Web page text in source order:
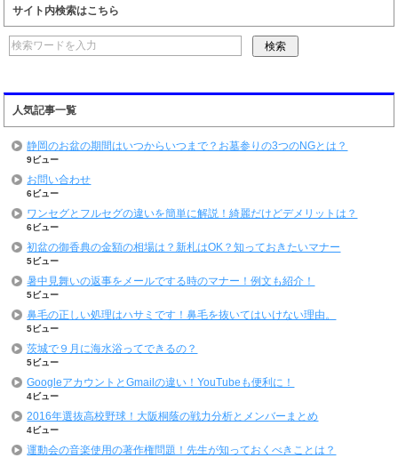
サイト内検索はこちら
人気記事一覧
静岡のお盆の期間はいつからいつまで？お墓参りの3つのNGとは？
9ビュー
お問い合わせ
6ビュー
ワンセグとフルセグの違いを簡単に解説！綺麗だけどデメリットは？
6ビュー
初盆の御香典の金額の相場は？新札はOK？知っておきたいマナー
5ビュー
暑中見舞いの返事をメールでする時のマナー！例文も紹介！
5ビュー
鼻毛の正しい処理はハサミです！鼻毛を抜いてはいけない理由。
5ビュー
茨城で９月に海水浴ってできるの？
5ビュー
GoogleアカウントとGmailの違い！YouTubeも便利に！
4ビュー
2016年選抜高校野球！大阪桐蔭の戦力分析とメンバーまとめ
4ビュー
運動会の音楽使用の著作権問題！先生が知っておくべきことは？